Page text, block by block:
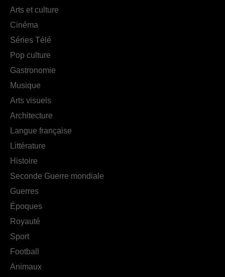
Arts et culture
Cinéma
Séries Télé
Pop culture
Gastronomie
Musique
Arts visuels
Architecture
Langue française
Littérature
Histoire
Seconde Guerre mondiale
Guerres
Époques
Royauté
Sport
Football
Animaux